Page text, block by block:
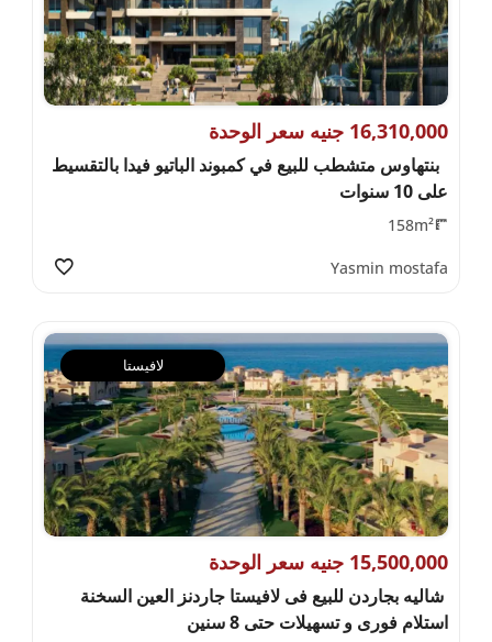
16,310,000 جنيه سعر الوحدة
بنتهاوس متشطب للبيع في كمبوند الباتيو فيدا بالتقسيط
على 10 سنوات
158m²
Yasmin mostafa
لافيستا
15,500,000 جنيه سعر الوحدة
شاليه بجاردن للبيع فى لافيستا جاردنز العين السخنة
استلام فورى و تسهيلات حتى 8 سنين